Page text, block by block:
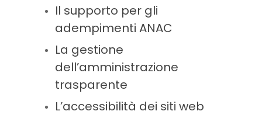
Il supporto per gli
adempimenti ANAC
La gestione
dell’amministrazione
trasparente
L’accessibilità dei siti web